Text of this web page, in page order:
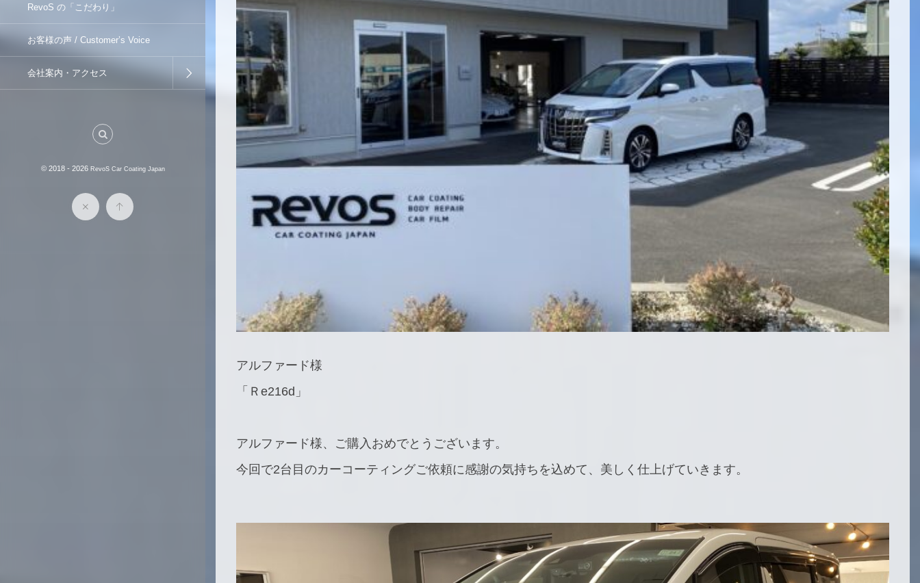
RevoS の「こだわり」
お客様の声 / Customer’s Voice
会社案内・アクセス
© 2018 - 2026 RevoS Car Coating Japan
アルファード様
「Ｒe216d」
アルファード様、ご購入おめでとうございます。
今回で2台目のカーコーティングご依頼に感謝の気持ちを込めて、美しく仕上げていきます。